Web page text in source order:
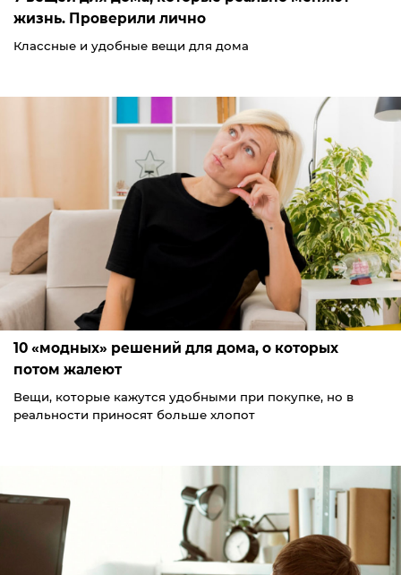
жизнь. Проверили лично
Классные и удобные вещи для дома
10 «модных» решений для дома, о которых
потом жалеют
Вещи, которые кажутся удобными при покупке, но в
реальности приносят больше хлопот